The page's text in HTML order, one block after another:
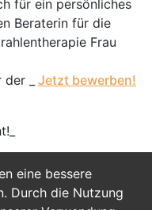
eine bessere
Durch die Nutzung
für ein persönliches
Beraterin für die
Frau
_
Jetzt bewerben!